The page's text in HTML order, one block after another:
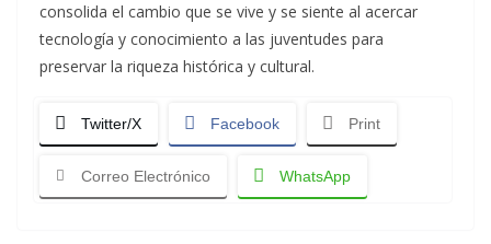
consolida el cambio que se vive y se siente al acercar
tecnología y conocimiento a las juventudes para
preservar la riqueza histórica y cultural.
Twitter/X Facebook Print
Correo Electrónico WhatsApp